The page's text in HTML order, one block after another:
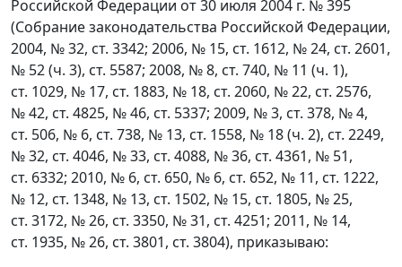
Российской Федерации от 30 июля 2004 г. № 395
(Собрание законодательства Российской Федерации,
2004, № 32, ст. 3342; 2006, № 15, ст. 1612, № 24, ст. 2601,
№ 52 (ч. 3), ст. 5587; 2008, № 8, ст. 740, № 11 (ч. 1),
ст. 1029, № 17, ст. 1883, № 18, ст. 2060, № 22, ст. 2576,
№ 42, ст. 4825, № 46, ст. 5337; 2009, № 3, ст. 378, № 4,
ст. 506, № 6, ст. 738, № 13, ст. 1558, № 18 (ч. 2), ст. 2249,
№ 32, ст. 4046, № 33, ст. 4088, № 36, ст. 4361, № 51,
ст. 6332; 2010, № 6, ст. 650, № 6, ст. 652, № 11, ст. 1222,
№ 12, ст. 1348, № 13, ст. 1502, № 15, ст. 1805, № 25,
ст. 3172, № 26, ст. 3350, № 31, ст. 4251; 2011, № 14,
ст. 1935, № 26, ст. 3801, ст. 3804), приказываю: